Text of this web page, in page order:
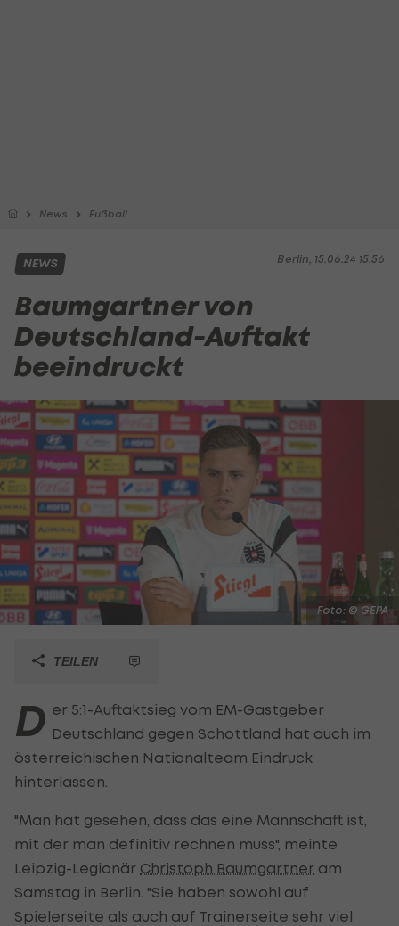
News Fußball
Berlin, 15.06.24 15:56
NEWS
Baumgartner von
Deutschland-Auftakt
beeindruckt
Foto: © GEPA
TEILEN
D er 5:1-Auftaktsieg vom EM-Gastgeber
Deutschland gegen Schottland hat auch im
österreichischen Nationalteam Eindruck
hinterlassen.
"Man hat gesehen, dass das eine Mannschaft ist,
mit der man definitiv rechnen muss", meinte
Leipzig-Legionär Christoph Baumgartner am
Samstag in Berlin. "Sie haben sowohl auf
Spielerseite als auch auf Trainerseite sehr viel